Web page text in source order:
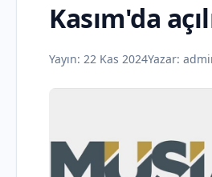
Kasım'da
Yayın: 22 Kas 2024Yazar: